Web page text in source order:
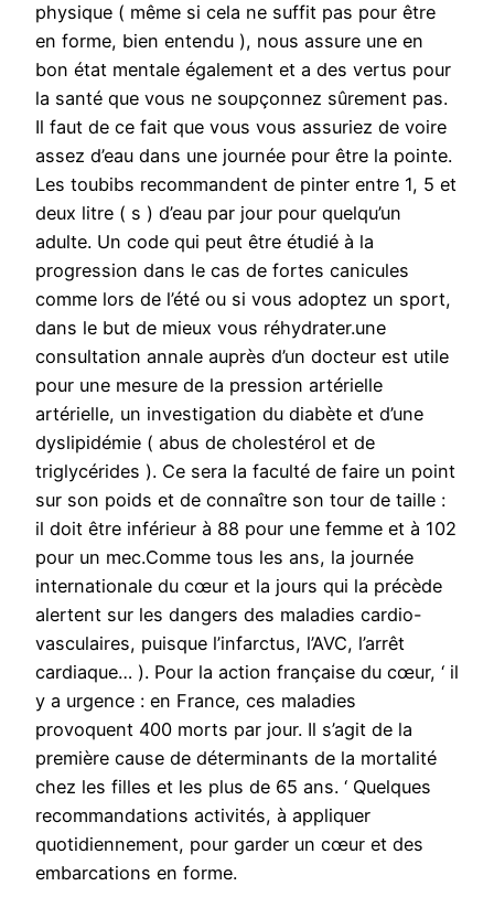
physique ( même si cela ne suffit pas pour être
en forme, bien entendu ), nous assure une en
bon état mentale également et a des vertus pour
la santé que vous ne soupçonnez sûrement pas.
Il faut de ce fait que vous vous assuriez de voire
assez d’eau dans une journée pour être la pointe.
Les toubibs recommandent de pinter entre 1, 5 et
deux litre ( s ) d’eau par jour pour quelqu’un
adulte. Un code qui peut être étudié à la
progression dans le cas de fortes canicules
comme lors de l’été ou si vous adoptez un sport,
dans le but de mieux vous réhydrater.une
consultation annale auprès d’un docteur est utile
pour une mesure de la pression artérielle
artérielle, un investigation du diabète et d’une
dyslipidémie ( abus de cholestérol et de
triglycérides ). Ce sera la faculté de faire un point
sur son poids et de connaître son tour de taille :
il doit être inférieur à 88 pour une femme et à 102
pour un mec.Comme tous les ans, la journée
internationale du cœur et la jours qui la précède
alertent sur les dangers des maladies cardio-
vasculaires, puisque l’infarctus, l’AVC, l’arrêt
cardiaque… ). Pour la action française du cœur, ‘ il
y a urgence : en France, ces maladies
provoquent 400 morts par jour. Il s’agit de la
première cause de déterminants de la mortalité
chez les filles et les plus de 65 ans. ‘ Quelques
recommandations activités, à appliquer
quotidiennement, pour garder un cœur et des
embarcations en forme.